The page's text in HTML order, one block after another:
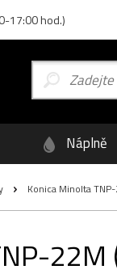
17:00 hod.)
Náplně
Konica Minolta